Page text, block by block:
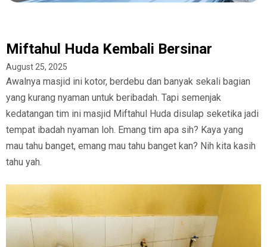
Miftahul Huda Kembali Bersinar
August 25, 2025
Awalnya masjid ini kotor, berdebu dan banyak sekali bagian
yang kurang nyaman untuk beribadah. Tapi semenjak
kedatangan tim ini masjid Miftahul Huda disulap seketika jadi
tempat ibadah nyaman loh. Emang tim apa sih? Kaya yang
mau tahu banget, emang mau tahu banget kan? Nih kita kasih
tahu yah.